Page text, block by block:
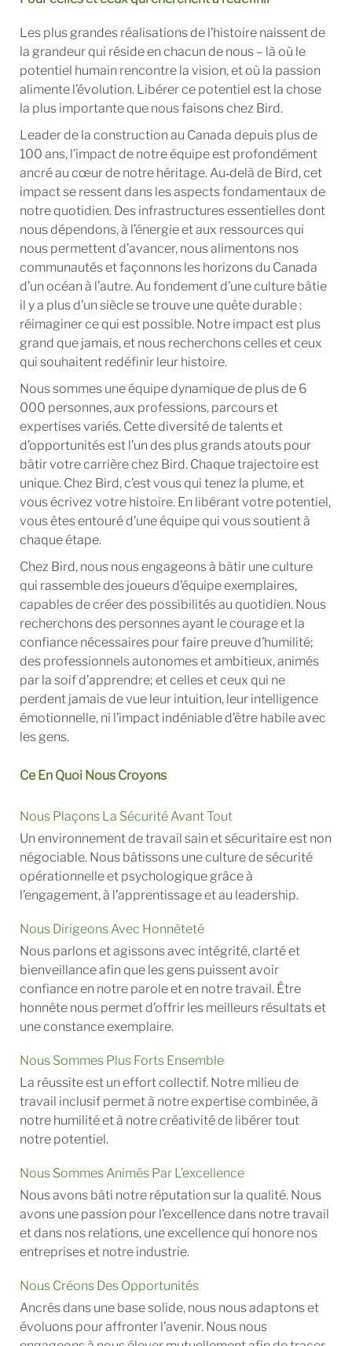
Les plus grandes réalisations de l’histoire naissent de
la grandeur qui réside en chacun de nous – là où le
potentiel humain rencontre la vision, et où la passion
alimente l’évolution. Libérer ce potentiel est la chose
la plus importante que nous faisons chez Bird.
Leader de la construction au Canada depuis plus de
100 ans, l’impact de notre équipe est profondément
ancré au cœur de notre héritage. Au‑delà de Bird, cet
impact se ressent dans les aspects fondamentaux de
notre quotidien. Des infrastructures essentielles dont
nous dépendons, à l’énergie et aux ressources qui
nous permettent d’avancer, nous alimentons nos
communautés et façonnons les horizons du Canada
d’un océan à l’autre. Au fondement d’une culture bâtie
il y a plus d’un siècle se trouve une quête durable :
réimaginer ce qui est possible. Notre impact est plus
grand que jamais, et nous recherchons celles et ceux
qui souhaitent redéfinir leur histoire.
Nous sommes une équipe dynamique de plus de 6
000 personnes, aux professions, parcours et
expertises variés. Cette diversité de talents et
d’opportunités est l’un des plus grands atouts pour
bâtir votre carrière chez Bird. Chaque trajectoire est
unique. Chez Bird, c’est vous qui tenez la plume, et
vous écrivez votre histoire. En libérant votre potentiel,
vous êtes entouré d’une équipe qui vous soutient à
chaque étape.
Chez Bird, nous nous engageons à bâtir une culture
qui rassemble des joueurs d’équipe exemplaires,
capables de créer des possibilités au quotidien. Nous
recherchons des personnes ayant le courage et la
confiance nécessaires pour faire preuve d’humilité;
des professionnels autonomes et ambitieux, animés
par la soif d’apprendre; et celles et ceux qui ne
perdent jamais de vue leur intuition, leur intelligence
émotionnelle, ni l’impact indéniable d’être habile avec
les gens.
Ce En Quoi Nous Croyons
Nous Plaçons La Sécurité Avant Tout
Un environnement de travail sain et sécuritaire est non
négociable. Nous bâtissons une culture de sécurité
opérationnelle et psychologique grâce à
l’engagement, à l’apprentissage et au leadership.
Nous Dirigeons Avec Honnêteté
Nous parlons et agissons avec intégrité, clarté et
bienveillance afin que les gens puissent avoir
confiance en notre parole et en notre travail. Être
honnête nous permet d’offrir les meilleurs résultats et
une constance exemplaire.
Nous Sommes Plus Forts Ensemble
La réussite est un effort collectif. Notre milieu de
travail inclusif permet à notre expertise combinée, à
notre humilité et à notre créativité de libérer tout
notre potentiel.
Nous Sommes Animés Par L’excellence
Nous avons bâti notre réputation sur la qualité. Nous
avons une passion pour l’excellence dans notre travail
et dans nos relations, une excellence qui honore nos
entreprises et notre industrie.
Nous Créons Des Opportunités
Ancrés dans une base solide, nous nous adaptons et
évoluons pour affronter l’avenir. Nous nous